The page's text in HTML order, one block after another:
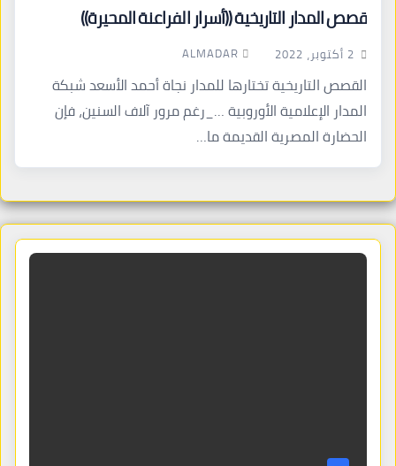
قصص المدار التاريخية ((أسرار الفراعنة المحيرة))
2 أكتوبر، 2022 ALMADAR
القصص التاريخية تختارها للمدار نجاة أحمد الأسعد شبكة
المدار الإعلامية الأوروبية …_رغم مرور آلاف السنين، فإن
الحضارة المصرية القديمة ما…